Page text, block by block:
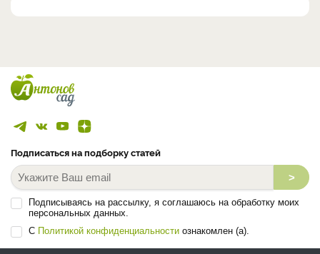
Подписаться на подборку статей
>
Подписываясь на рассылку, я соглашаюсь на обработку моих
персональных данных.
С Политикой конфиденциальности ознакомлен (а).